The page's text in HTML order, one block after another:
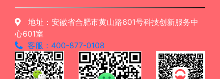
地址：安徽省合肥市黄山路601号科技创新服务中
心601室
客服：400-877-0108